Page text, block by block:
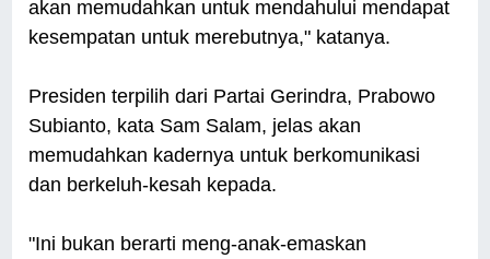
akan memudahkan untuk mendahului mendapat
kesempatan untuk merebutnya," katanya.
Presiden terpilih dari Partai Gerindra, Prabowo
Subianto, kata Sam Salam, jelas akan
memudahkan kadernya untuk berkomunikasi
dan berkeluh-kesah kepada.
"Ini bukan berarti meng-anak-emaskan